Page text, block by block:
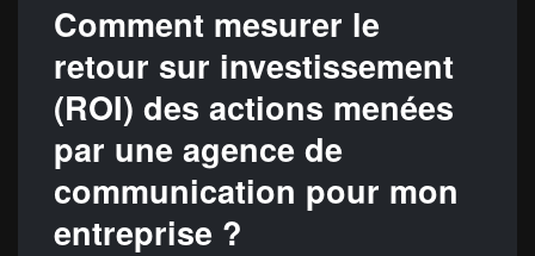
Comment mesurer le
retour sur investissement
(ROI) des actions menées
par une agence de
communication pour mon
entreprise ?